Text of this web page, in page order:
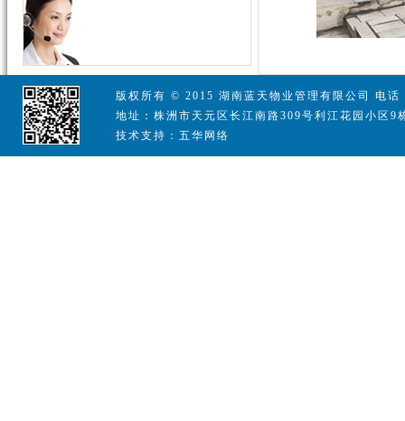
版权所有 © 2015 湖南蓝天物业管理有限公司 电
地址：株洲市天元区长江南路309号利江花园小区9
技术支持：五华网络